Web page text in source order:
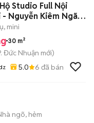
Studio Full Nội
- Nguyễn Kiêm Ngã
mini
30 m²
Đức Nhuận mới)
5.0 6 đã bán
ngõ, hẻm